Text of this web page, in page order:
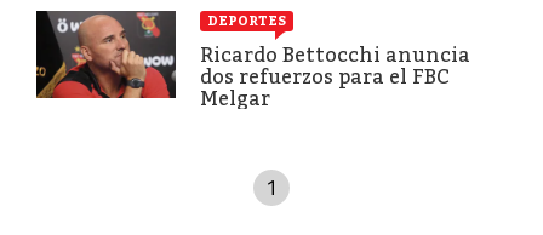
DEPORTES
Ricardo Bettocchi anuncia
dos refuerzos para el FBC
Melgar
1